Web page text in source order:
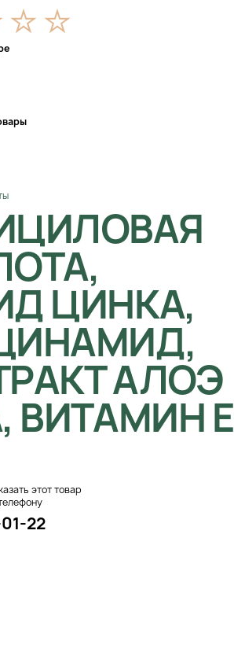
ЦИНКА,
АЛОЭ
ВИТАМИН Е
этот товар
22